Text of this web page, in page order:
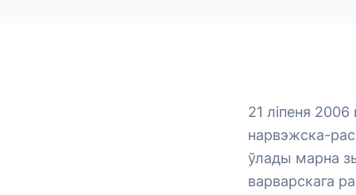
21 ліпеня
нарвэжска-
ўлады марна
варварскага